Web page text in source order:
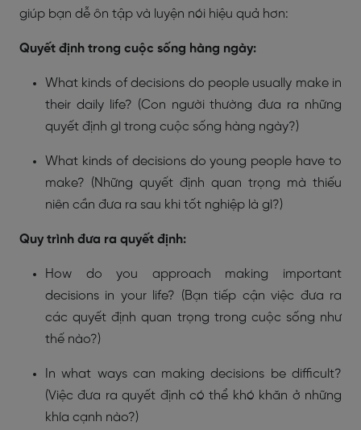
giúp bạn dễ ôn tập và luyện nói hiệu quả hơn:
Quyết định trong cuộc sống hàng ngày:
What kinds of decisions do people usually make in
their daily life? (Con người thường đưa ra những
quyết định gì trong cuộc sống hàng ngày?)
What kinds of decisions do young people have to
make? (Những quyết định quan trọng mà thiếu
niên cần đưa ra sau khi tốt nghiệp là gì?)
Quy trình đưa ra quyết định:
How do you approach making important
decisions in your life? (Bạn tiếp cận việc đưa ra
các quyết định quan trọng trong cuộc sống như
thế nào?)
In what ways can making decisions be difficult?
(Việc đưa ra quyết định có thể khó khăn ở những
khía cạnh nào?)